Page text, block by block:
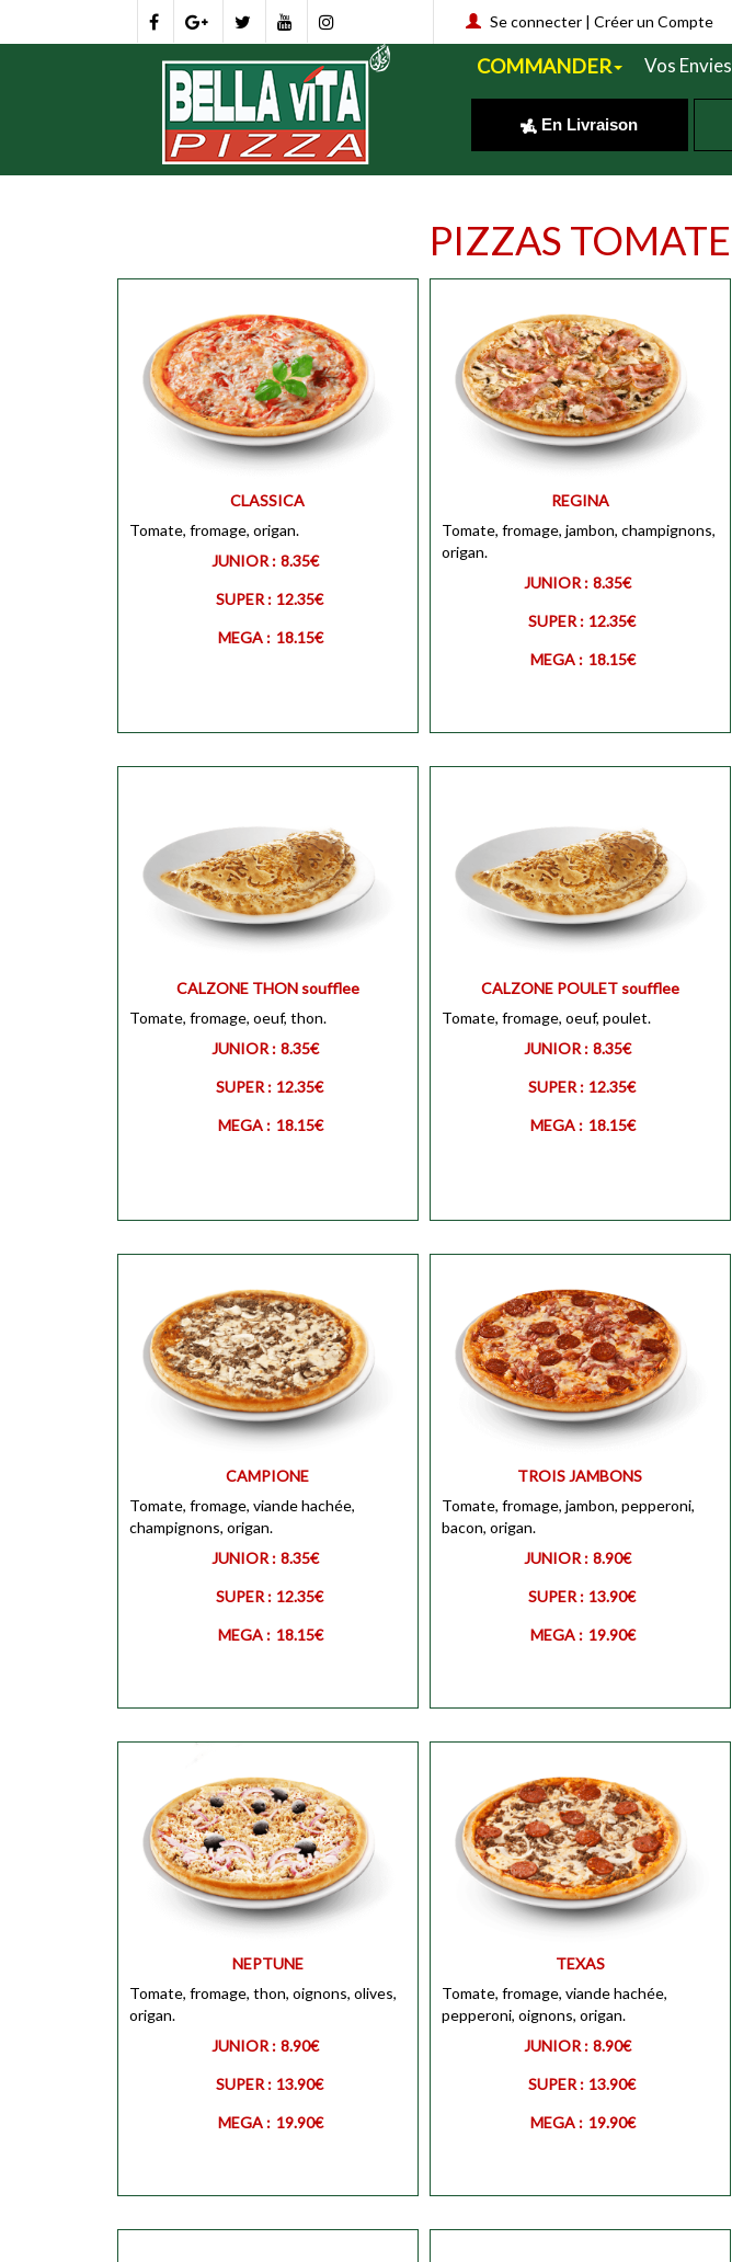
Se connecter| Créer un Compte
COMMANDER Vos Envies
En Livraison
PIZZAS TOMATE
JUNIOR Personnaliser
Personnaliser
Personnaliser
CLASSICA
Tomate, fromage, origan.
JUNIOR : 8.35€
SUPER : 12.35€
MEGA : 18.15€
JUNIOR Personnaliser
MEGA Personnaliser
REGINA
Tomate, fromage, jambon, champignons,
origan.
JUNIOR : 8.35€
SUPER : 12.35€
MEGA : 18.15€
JUNIOR Personnaliser
MEGA Personnaliser
CALZONE THON soufflee
Tomate, fromage, oeuf, thon.
JUNIOR : 8.35€
SUPER : 12.35€
MEGA : 18.15€
JUNIOR Personnaliser
MEGA Personnaliser
CALZONE POULET soufflee
Tomate, fromage, oeuf, poulet.
JUNIOR : 8.35€
SUPER : 12.35€
MEGA : 18.15€
JUNIOR Personnaliser
MEGA Personnaliser
CAMPIONE
Tomate, fromage, viande hachée,
champignons, origan.
JUNIOR : 8.35€
SUPER : 12.35€
MEGA : 18.15€
JUNIOR Personnaliser
MEGA Personnaliser
TROIS JAMBONS
Tomate, fromage, jambon, pepperoni,
bacon, origan.
JUNIOR : 8.90€
SUPER : 13.90€
MEGA : 19.90€
JUNIOR Personnaliser
MEGA Personnaliser
NEPTUNE
Tomate, fromage, thon, oignons, olives,
origan.
JUNIOR : 8.90€
SUPER : 13.90€
MEGA : 19.90€
JUNIOR Personnaliser
MEGA Personnaliser
TEXAS
Tomate, fromage, viande hachée,
pepperoni, oignons, origan.
JUNIOR : 8.90€
SUPER : 13.90€
MEGA : 19.90€